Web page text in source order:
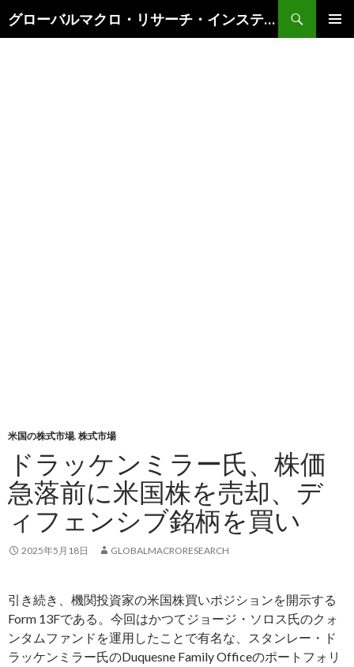
グローバルマクロ・リサーチ・インスティテュート
索
米国の株式市場, 株式市場
ドラッケンミラー氏、株価
急落前に米国株を売却、デ
ィフェンシブ銘柄を買い
2025年5月18日 GLOBALMACRORESEARCH
引き続き、機関投資家の米国株買いポジションを開示する
Form 13Fである。今回はかつてジョージ・ソロス氏のクォ
ンタムファンドを運用したことで有名な、スタンレー・ド
ラッケンミラー氏のDuquesne Family Officeのポートフォリ